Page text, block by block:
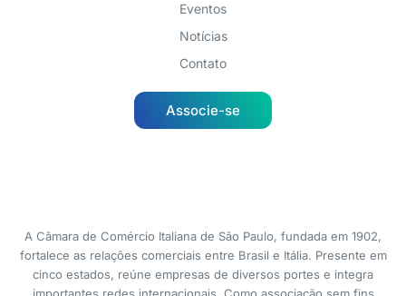
Eventos
Notícias
Contato
Associe-se
A Câmara de Comércio Italiana de São Paulo, fundada em 1902,
fortalece as relações comerciais entre Brasil e Itália. Presente em
cinco estados, reúne empresas de diversos portes e integra